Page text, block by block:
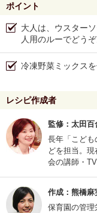
ポイント
大人は、ウスター
人用のルーでどうぞ
冷凍野菜ミックス
レシピ作成者
監修：太田百
長年「こども
どを担当。
会の講師・
作成：熊橋麻
保育園の管理